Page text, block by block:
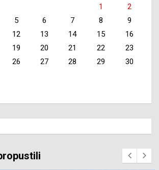
1
2
5 6 7 8
9
12 13 14 15
16
19 20 21 22
23
26 27 28 29
30